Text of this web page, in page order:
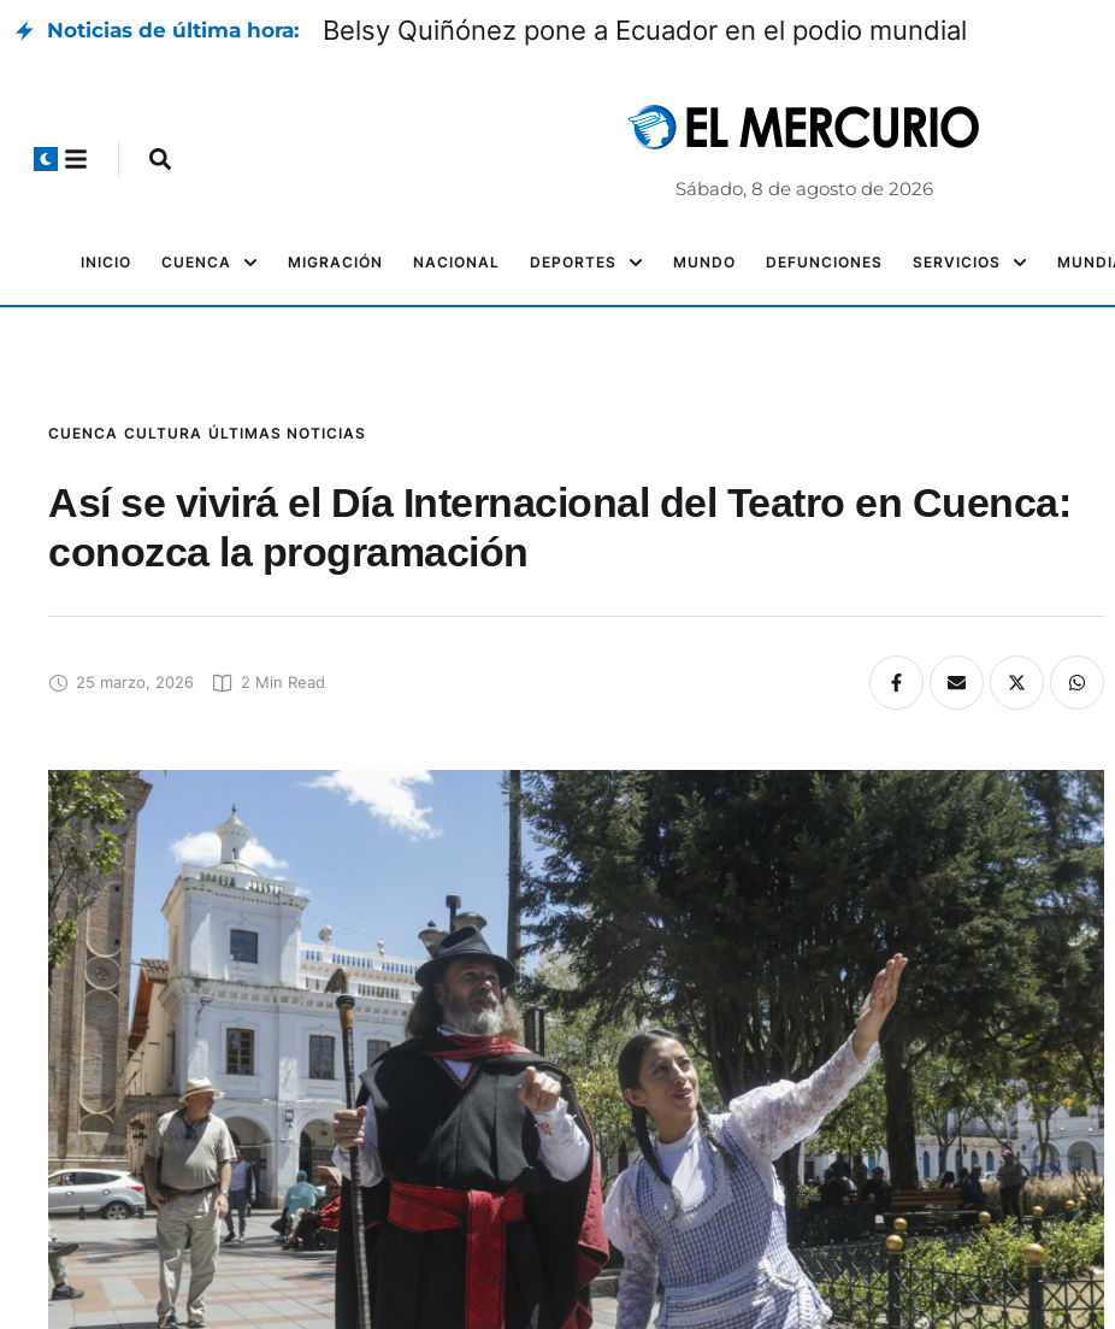
Noticias de última hora: Belsy Quiñónez pone a Ecuador en el podio mundial
Sábado, 8 de agosto de 2026
INICIO CUENCA MIGRACIÓN NACIONAL DEPORTES MUNDO DEFUNCIONES SERVICIOS
CUENCA CULTURA ÚLTIMAS NOTICIAS
Así se vivirá el Día Internacional del Teatro en Cuenca:
conozca la programación
25 marzo, 2026 2 Min Read